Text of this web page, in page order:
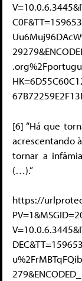
[6] “Há que
acrescentando
tornar a
(…).”
https://